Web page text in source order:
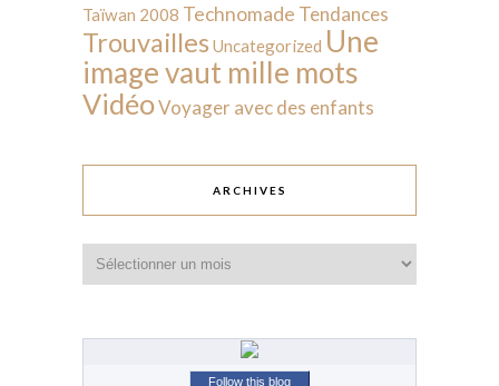
Taïwan 2008 Technomade Tendances
Trouvailles Uncategorized Une
image vaut mille mots
VidéoVoyager avec des enfants
ARCHIVES
Follow this blog